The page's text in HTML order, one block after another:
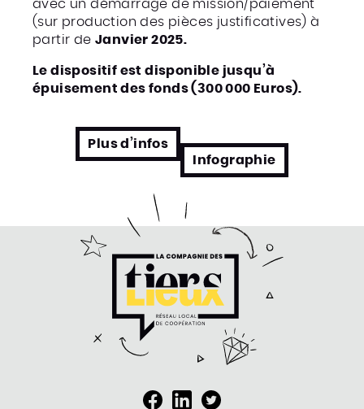
avec un démarrage de mission/paiement
(sur production des pièces justificatives) à
partir deJanvier 2025.
Le dispositif est disponible jusqu’à
épuisement des fonds (300 000 Euros).
Plus d’infos
Infographie